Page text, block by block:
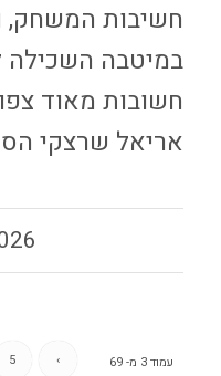
חשיבות המשחק,
במיטבה השכילה
חשובות מאוד
אריאל שרצקי
עמוד 3 מ- 69 5 ›